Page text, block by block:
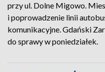
przy ul. Dolne Migowo.
i poprowadzenie linii
komunikacyjne. Gdański
do sprawy w poniedziałek.